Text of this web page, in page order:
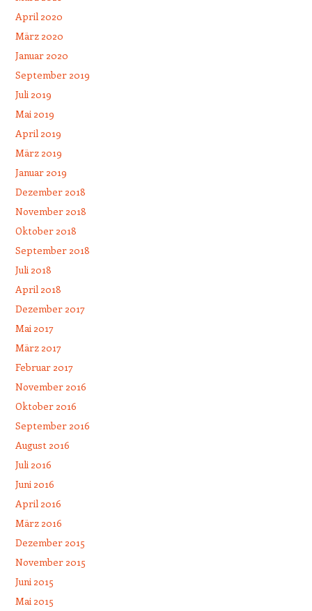
April 2020
März 2020
Januar 2020
September 2019
Juli 2019
Mai 2019
April 2019
März 2019
Januar 2019
Dezember 2018
November 2018
Oktober 2018
September 2018
Juli 2018
April 2018
Dezember 2017
Mai 2017
März 2017
Februar 2017
November 2016
Oktober 2016
September 2016
August 2016
Juli 2016
Juni 2016
April 2016
März 2016
Dezember 2015
November 2015
Juni 2015
Mai 2015